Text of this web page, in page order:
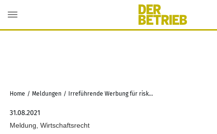
Home / Meldungen / Irreführende Werbung für riskante Kapitalanlage
31.08.2021
Meldung, Wirtschaftsrecht